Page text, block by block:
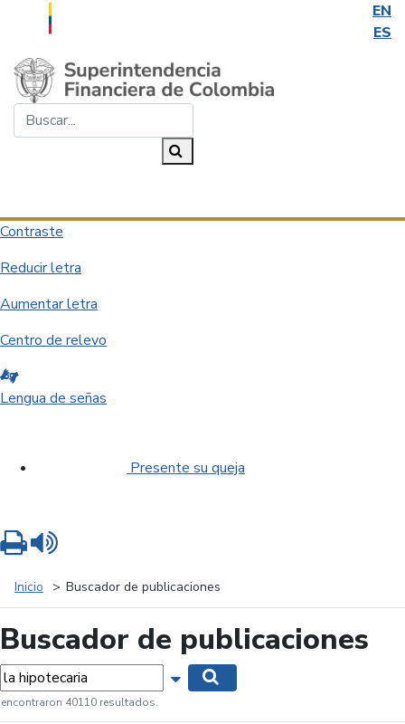
EN
ES
Saltar al contenido principal
Contraste
Reducir letra
Aumentar letra
Centro de relevo
Lengua de señas
Presente su queja
Inicio Buscador de publicaciones
Buscador de publicaciones
Mostrar opciones de búsqueda
encontraron 40110 resultados.
Imprimir